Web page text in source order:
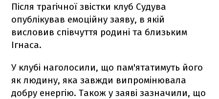
Після трагічної звістки клуб Судува
опублікував емоційну заяву, в якій
висловив співчуття родині та близьким
Ігнаса.
У клубі наголосили, що пам'ятатимуть його
як людину, яка завжди випромінювала
добру енергію. Також у заяві зазначили, що